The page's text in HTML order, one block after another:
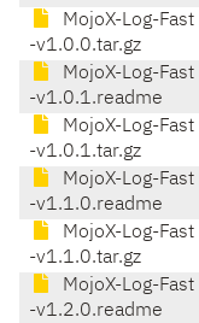
MojoX-Log-Fast
-v1.0.0.tar.gz
MojoX-Log-Fast
-v1.0.1.readme
MojoX-Log-Fast
-v1.0.1.tar.gz
MojoX-Log-Fast
-v1.1.0.readme
MojoX-Log-Fast
-v1.1.0.tar.gz
MojoX-Log-Fast
-v1.2.0.readme